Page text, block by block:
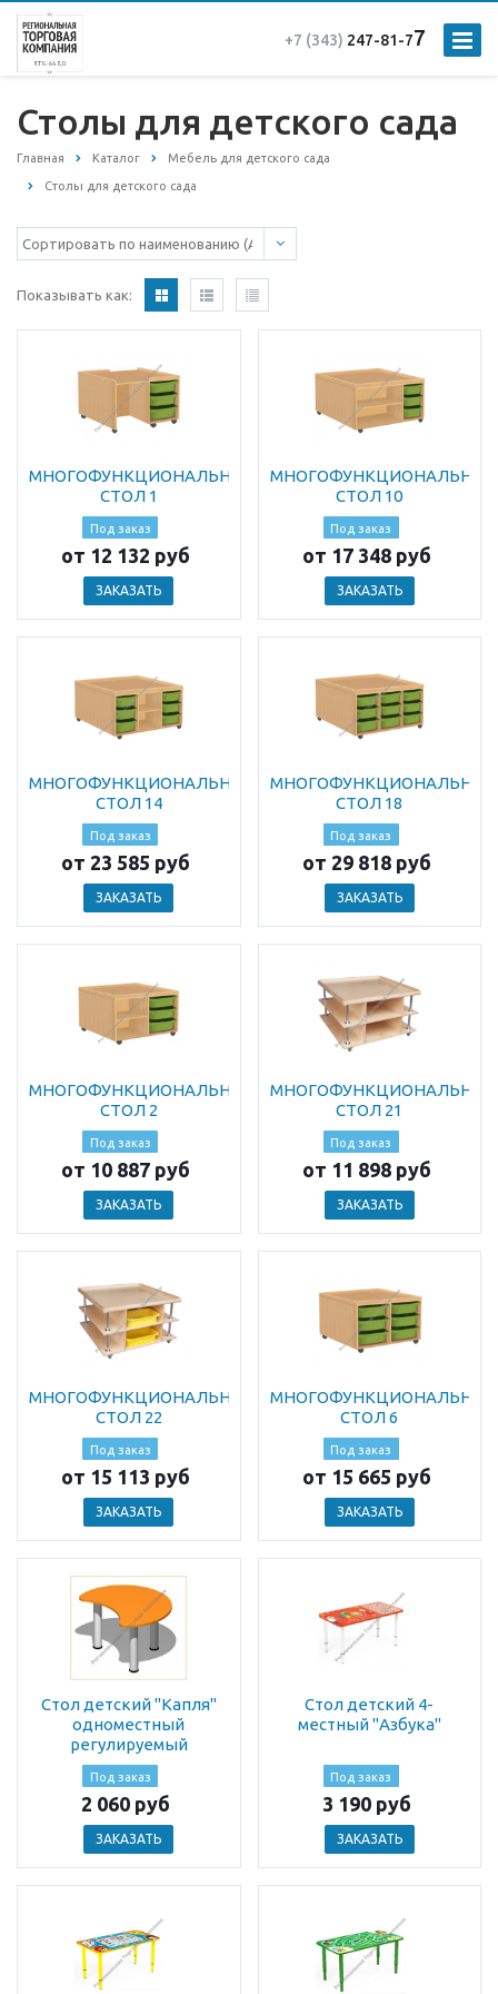
+7 (343) 247-81-77
Столы для детского сада
Главная Каталог Мебель для детского сада
Столы для детского сада
Показывать как:
МНОГОФУНКЦИОНАЛЬНЫЙ
СТОЛ 1
Под заказ
от 12 132 руб
ЗАКАЗАТЬ
МНОГОФУНКЦИОНАЛЬНЫЙ
СТОЛ 10
Под заказ
от 17 348 руб
ЗАКАЗАТЬ
МНОГОФУНКЦИОНАЛЬНЫЙ
СТОЛ 14
Под заказ
от 23 585 руб
ЗАКАЗАТЬ
МНОГОФУНКЦИОНАЛЬНЫЙ
СТОЛ 18
Под заказ
от 29 818 руб
ЗАКАЗАТЬ
МНОГОФУНКЦИОНАЛЬНЫЙ
СТОЛ 2
Под заказ
от 10 887 руб
ЗАКАЗАТЬ
МНОГОФУНКЦИОНАЛЬНЫЙ
СТОЛ 21
Под заказ
от 11 898 руб
ЗАКАЗАТЬ
МНОГОФУНКЦИОНАЛЬНЫЙ
СТОЛ 22
Под заказ
от 15 113 руб
ЗАКАЗАТЬ
МНОГОФУНКЦИОНАЛЬНЫЙ
СТОЛ 6
Под заказ
от 15 665 руб
ЗАКАЗАТЬ
Стол детский "Капля"
одноместный
регулируемый
Под заказ
2 060 руб
ЗАКАЗАТЬ
Стол детский 4-
местный "Азбука"
Под заказ
3 190 руб
ЗАКАЗАТЬ